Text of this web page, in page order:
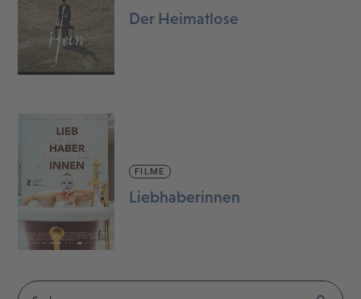
Der Heimatlose
FILME
Liebhaberinnen